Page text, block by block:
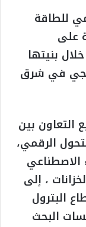
للطاقة
على
بنيتها
في شرق
بين
الرقمي،
الاصطناعي
، إلى
البترول
البحث